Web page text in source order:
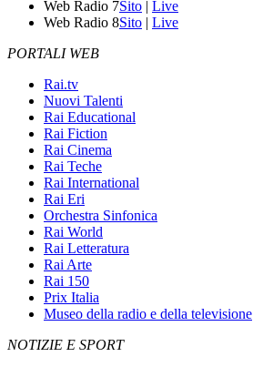
Web Radio 7Sito | Live
Web Radio 8Sito | Live
PORTALI WEB
Rai.tv
Nuovi Talenti
Rai Educational
Rai Fiction
Rai Cinema
Rai Teche
Rai International
Rai Eri
Orchestra Sinfonica
Rai World
Rai Letteratura
Rai Arte
Rai 150
Prix Italia
Museo della radio e della televisione
NOTIZIE E SPORT